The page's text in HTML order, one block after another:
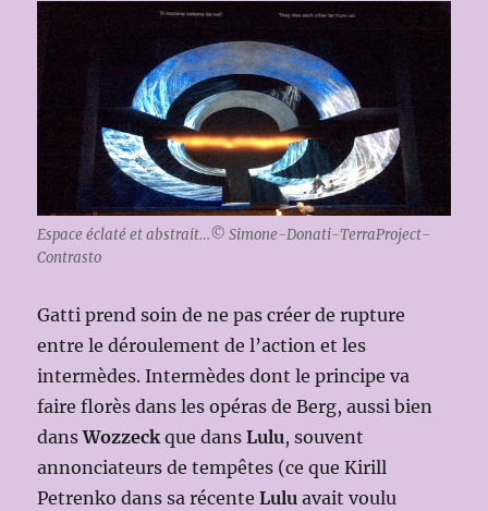
Espace éclaté et abstrait…© Simone-Donati-TerraProject-
Contrasto
Gatti prend soin de ne pas créer de rupture
entre le déroulement de l’action et les
intermèdes. Intermèdes dont le principe va
faire florès dans les opéras de Berg, aussi bien
dansWozzeckque dansLulu, souvent
annonciateurs de tempêtes (ce que Kirill
Petrenko dans sa récenteLulu avait voulu